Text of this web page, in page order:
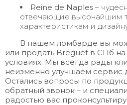
Reine de Naples –
отвечающие высочайшим
характеристикам и
В нашем ломбарде вы
или продать Breguet в СПб
условиях. Мы всегда рады
неизменно улучшаем сервис
Остались вопросы по
обратный звонок – и
радостью вас